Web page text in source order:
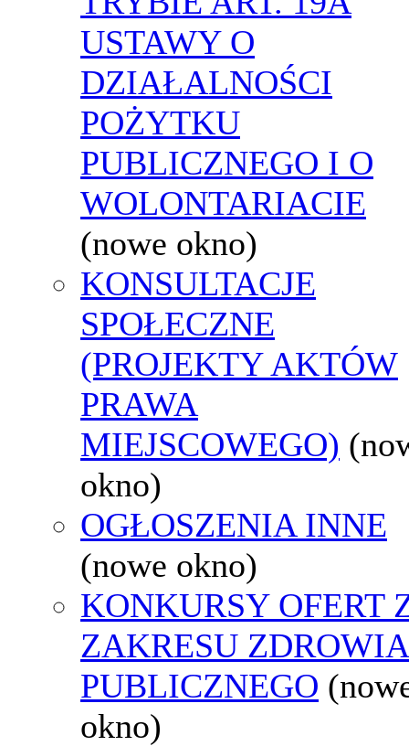
USTAWY O
DZIAŁALNOŚCI
POŻYTKU
PUBLICZNEGO I O
WOLONTARIACIE
(nowe okno)
KONSULTACJE
SPOŁECZNE
(PROJEKTY AKTÓW
PRAWA
MIEJSCOWEGO)
okno)
OGŁOSZENIA INNE
(nowe okno)
KONKURSY OFERT
ZAKRESU ZDROWIA
PUBLICZNEGO
okno)